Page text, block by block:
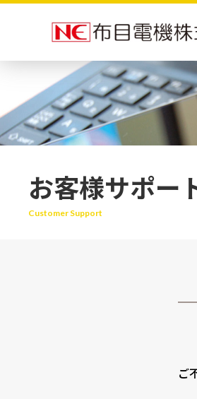
お客様サポー
Customer Support
ご